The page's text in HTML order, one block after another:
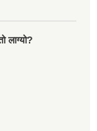
लाग्यो?